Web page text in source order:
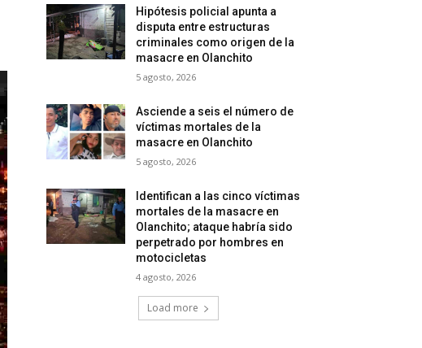
Hipótesis policial apunta a
disputa entre estructuras
criminales como origen de la
masacre en Olanchito
5 agosto, 2026
Asciende a seis el número de
víctimas mortales de la
masacre en Olanchito
5 agosto, 2026
Identifican a las cinco víctimas
mortales de la masacre en
Olanchito; ataque habría sido
perpetrado por hombres en
motocicletas
4 agosto, 2026
Load more